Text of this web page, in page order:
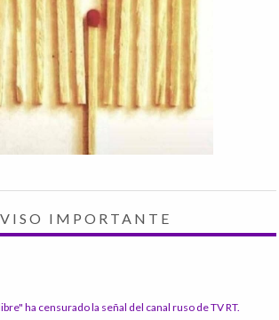
IMPORTANTE
ha censurado la señal del canal ruso de TV RT.